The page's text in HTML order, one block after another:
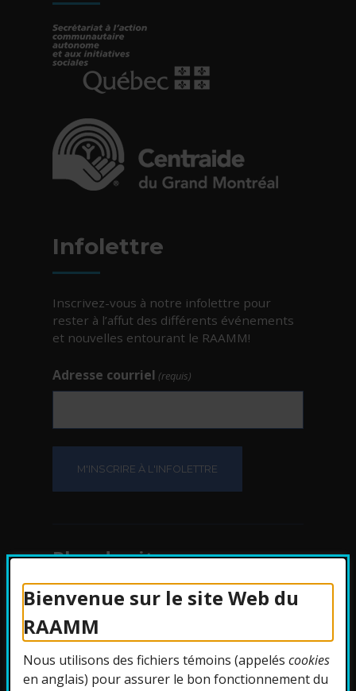
Bienvenue sur le site Web du
RAAMM
Nous utilisons des fichiers témoins (appeléscookies
en anglais) pour assurer le bon fonctionnement du
Infolettre
Inscrivez-vous à notre infolettre pour
rester à l’affut des différents événements
et nouvelles entourant le RAAMM!
Adresse courriel (requis)
Plan du site
Protection des
renseignements
Accessibilité